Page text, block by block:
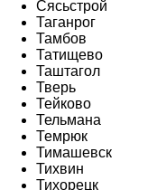
Сясьстрой
Таганрог
Тамбов
Татищево
Таштагол
Тверь
Тейково
Тельмана
Темрюк
Тимашевск
Тихвин
Тихорецк